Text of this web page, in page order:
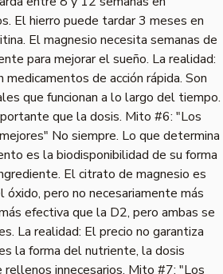
El hierro puede tardar 3 meses en
El magnesio necesita semanas de
para mejorar el sueño. La realidad:
de acción rápida. Son
que funcionan a lo largo del tiempo.
que la dosis. Mito #6: "Los
No siempre. Lo que determina
es la biodisponibilidad de su forma
El citrato de magnesio es
pero no necesariamente más
efectiva que la D2, pero ambas se
La realidad: El precio no garantiza
la forma del nutriente, la dosis
rellenos innecesarios. Mito #7: "Los